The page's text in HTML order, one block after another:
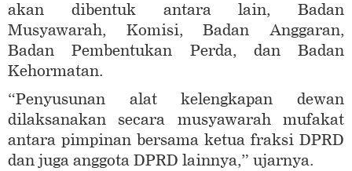
akan dibentuk antara lain, Badan
Musyawarah, Komisi, Badan Anggaran,
Badan Pembentukan Perda, dan Badan
Kehormatan.
“Penyusunan alat kelengkapan dewan
dilaksanakan secara musyawarah mufakat
antara pimpinan bersama ketua fraksi DPRD
dan juga anggota DPRD lainnya,” ujarnya.